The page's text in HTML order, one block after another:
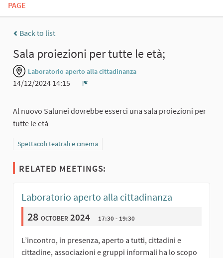
PAGE
Back to list
Sala proiezioni per tutte le età;
Laboratorio aperto alla cittadinanza
14/12/2024 14:15
Al nuovo Salunei dovrebbe esserci una sala proiezioni per
tutte le età
Filter results for category: Spettacoli teatrali e cinema
Spettacoli teatrali e cinema
RELATED MEETINGS:
Laboratorio aperto alla cittadinanza
28 october 2024 17:30 - 19:30
L’incontro, in presenza, aperto a tutti, cittadini e
cittadine, associazioni e gruppi informali ha lo scopo